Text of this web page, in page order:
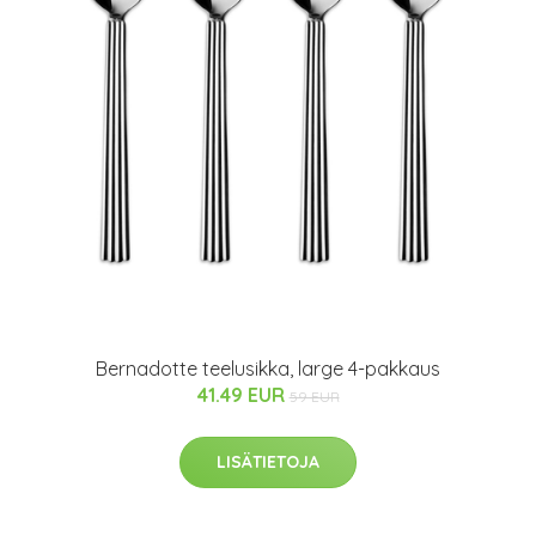
Bernadotte teelusikka, large 4-pakkaus
41.49 EUR 59 EUR
LISÄTIETOJA